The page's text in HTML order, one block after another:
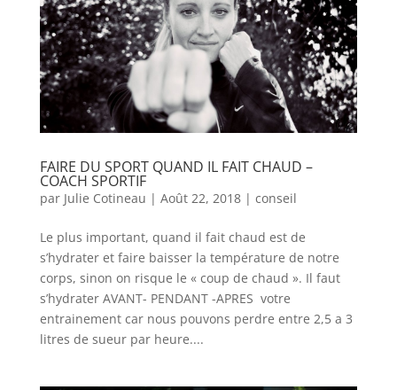
FAIRE DU SPORT QUAND IL FAIT CHAUD –
COACH SPORTIF
par Julie Cotineau | Août 22, 2018| conseil
Le plus important, quand il fait chaud est de
s’hydrater et faire baisser la température de notre
corps, sinon on risque le « coup de chaud ». Il faut
s’hydrater AVANT- PENDANT -APRES votre
entrainement car nous pouvons perdre entre 2,5 a 3
litres de sueur par heure....